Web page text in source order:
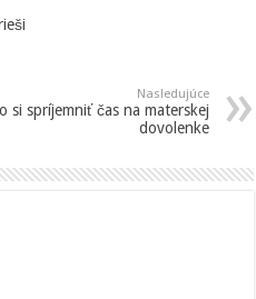
Nasledujúce
si spríjemniť čas na materskej
dovolenke